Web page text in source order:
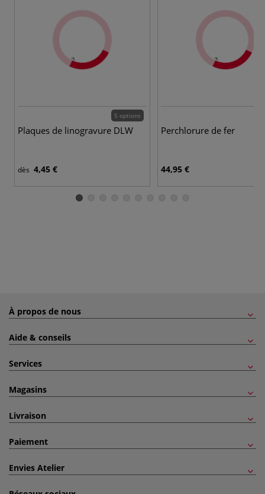
5 options
Plaques de linogravure DLW
dès 4,45 €
Perchlorure de fer
44,95 €
À propos de nous
Aide & conseils
Services
Magasins
Livraison
Paiement
Envies Atelier